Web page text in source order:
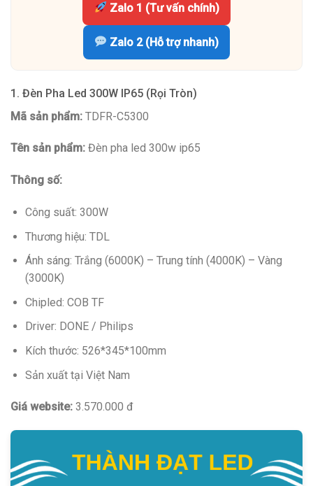
Zalo 1 (Tư vấn chính)
Zalo 2 (Hỗ trợ nhanh)
1. Đèn Pha Led 300W IP65 (Rọi Tròn)
Mã sản phẩm: TDFR-C5300
Tên sản phẩm: Đèn pha led 300w ip65
Thông số:
Công suất: 300W
Thương hiệu: TDL
Ánh sáng: Trắng (6000K) – Trung tính (4000K) – Vàng
(3000K)
Chipled: COB TF
Driver: DONE / Philips
Kích thước: 526*345*100mm
Sản xuất tại Việt Nam
Giá website: 3.570.000 đ